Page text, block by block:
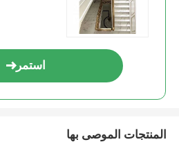
استمر
المنتجات الموصى بها